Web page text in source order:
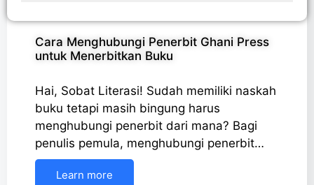
Cara Menghubungi Penerbit Ghani Press
untuk Menerbitkan Buku
Hai, Sobat Literasi! Sudah memiliki naskah
buku tetapi masih bingung harus
menghubungi penerbit dari mana? Bagi
penulis pemula, menghubungi penerbit…
Learn more